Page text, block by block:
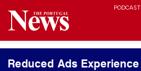
PODCAST
Reduced Ads Experience